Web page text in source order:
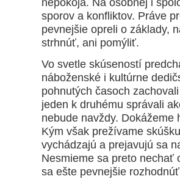
sporov a konfliktov. Práve
pevnejšie opreli o základy,
strhnúť, ani pomýliť.
Vo svetle skúseností
náboženské i kultúrne
pohnutých časoch
jeden k druhému správali
nebude navždy.
Kým však prežívame
vychádzajú a prejavujú sa
Nesmieme sa preto nechať
sa ešte pevnejšie